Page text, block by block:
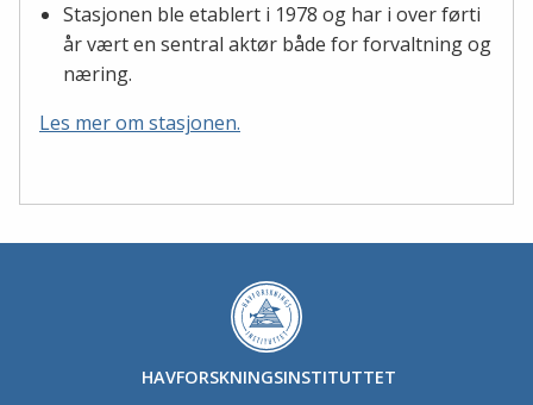
Stasjonen ble etablert i 1978 og har i over førti
år vært en sentral aktør både for forvaltning og
næring.
Les mer om stasjonen.
HAVFORSKNINGSINSTITUTTET